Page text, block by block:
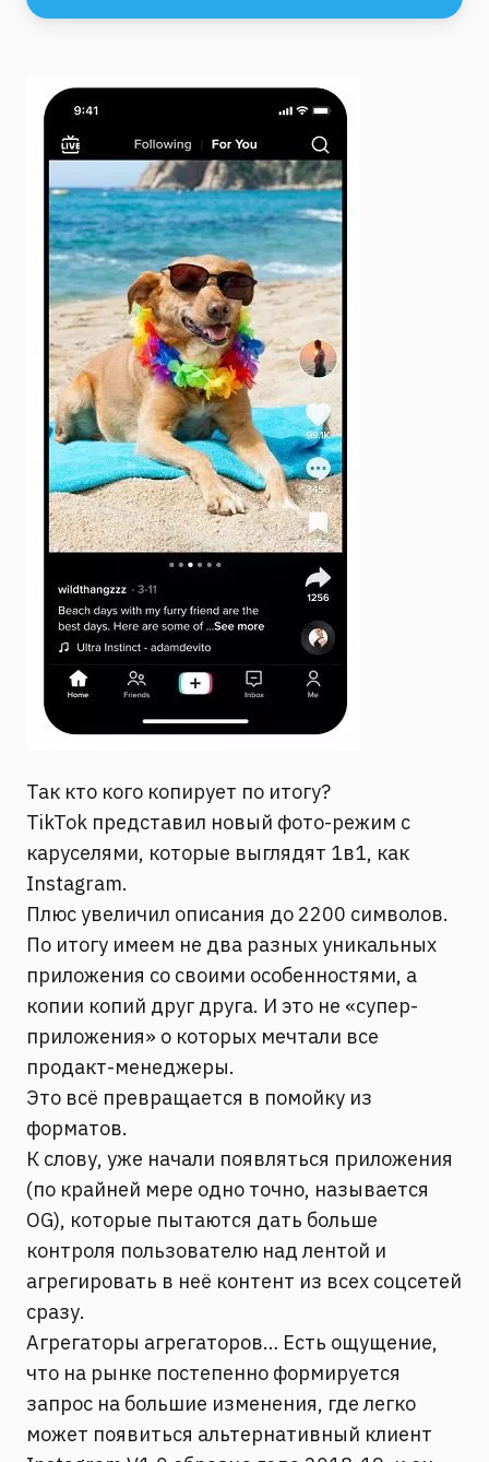
Так кто кого копирует по итогу?
TikTok представил новый фото-режим с
каруселями, которые выглядят 1в1, как
Instagram.
Плюс увеличил описания до 2200 символов.
По итогу имеем не два разных уникальных
приложения со своими особенностями, а
копии копий друг друга. И это не «супер-
приложения» о которых мечтали все
продакт-менеджеры.
Это всё превращается в помойку из
форматов.
К слову, уже начали появляться приложения
(по крайней мере одно точно, называется
OG), которые пытаются дать больше
контроля пользователю над лентой и
агрегировать в неё контент из всех соцсетей
сразу.
Агрегаторы агрегаторов… Есть ощущение,
что на рынке постепенно формируется
запрос на большие изменения, где легко
может появиться альтернативный клиент